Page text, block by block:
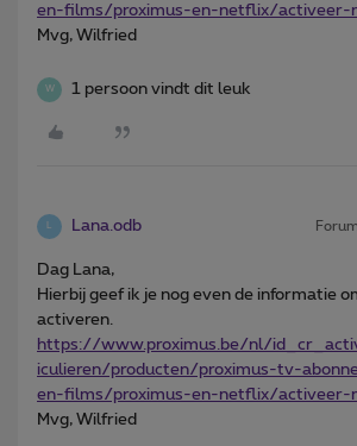
en-films/proximus-en-netflix/activeer-
Mvg, Wilfried
W 1 persoon vindt dit leuk
L Lana.odb
Dag Lana,
Hierbij geef ik je nog even de informatie
activeren.
https://www.proximus.be/nl/
iculieren/producten/proximus-tv-
en-films/proximus-en-netflix/activeer-
Mvg, Wilfried